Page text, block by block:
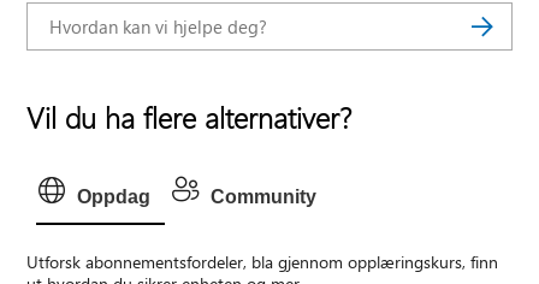
Vil du ha flere alternativer?
Oppdag Community
Utforsk abonnementsfordeler, bla gjennom opplæringskurs, finn